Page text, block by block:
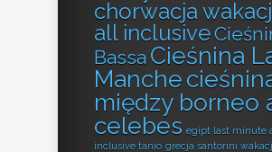
chorwacja
all inclusive
Bassa Cieśnina
Manche
między borneo
celebes egipt last minute
inclusive tanio grecja santorini